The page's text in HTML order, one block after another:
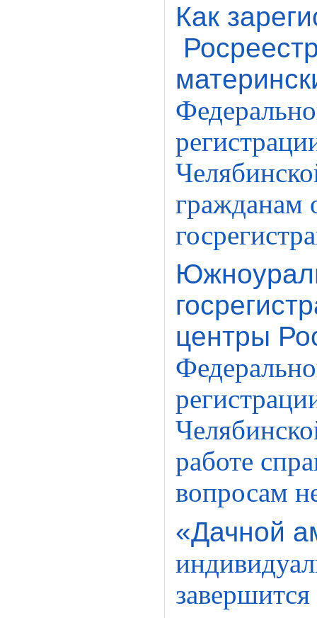
Как
гражданам
центры
работе
вопросам
«Дачной
завершится